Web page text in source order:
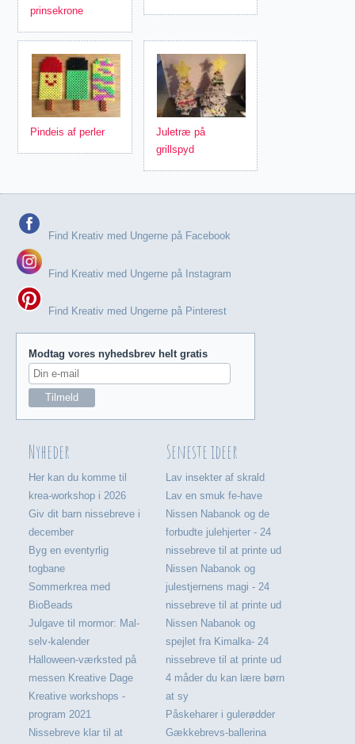
prinsekrone
Pindeis af perler
Juletræ på
grillspyd
Find Kreativ med Ungerne på Facebook
Find Kreativ med Ungerne på Instagram
Find Kreativ med Ungerne på Pinterest
Modtag vores nyhedsbrev helt gratis
Nyheder
Her kan du komme til
krea-workshop i 2026
Giv dit barn nissebreve i
december
Byg en eventyrlig
togbane
Sommerkrea med
BioBeads
Julgave til mormor: Mal-
selv-kalender
Halloween-værksted på
messen Kreative Dage
Kreative workshops -
program 2021
Nissebreve klar til at
Seneste ideer
Lav insekter af skrald
Lav en smuk fe-have
Nissen Nabanok og de
forbudte julehjerter - 24
nissebreve til at printe ud
Nissen Nabanok og
julestjernens magi - 24
nissebreve til at printe ud
Nissen Nabanok og
spejlet fra Kimalka- 24
nissebreve til at printe ud
4 måder du kan lære børn
at sy
Påskeharer i gulerødder
Gækkebrevs-ballerina